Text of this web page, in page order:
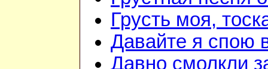
Грусть моя,
Давайте я спою
Давно смолкли